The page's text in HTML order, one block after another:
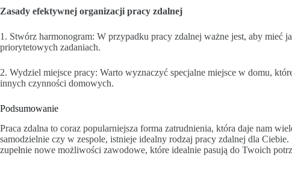
Zasady efektywnej organizacji pracy zdalnej
1. Stwórz harmonogram: W przypadku pracy zdalnej ważne jest, aby mieć
priorytetowych zadaniach.
2. Wydziel miejsce pracy: Warto wyznaczyć specjalne miejsce w domu,
innych czynności domowych.
Podsumowanie
Praca zdalna to coraz popularniejsza forma zatrudnienia, która daje nam
samodzielnie czy w zespole, istnieje idealny rodzaj pracy zdalnej dla
zupełnie nowe możliwości zawodowe, które idealnie pasują do Twoich